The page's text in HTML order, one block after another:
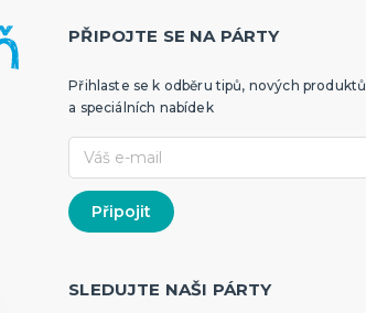
PŘIPOJTE SE NA PÁRTY
Přihlaste se k odběru tipů, nových produktů
a speciálních nabídek
SLEDUJTE NAŠI PÁRTY